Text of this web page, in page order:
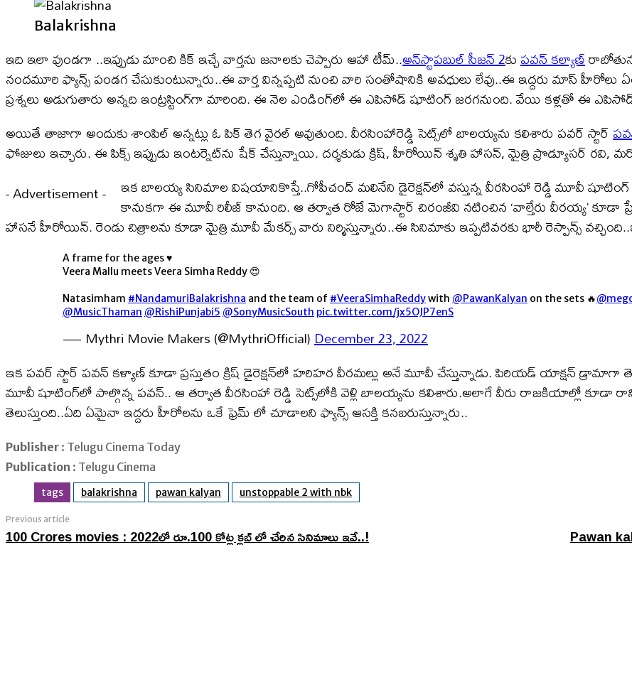
Balakrishna
ఇది ఇలా వుండగా ..ఇప్పుడు మాంచి కిక్ ఇచ్చే వార్తను జనాలకు చెప్పారు ఆహా టీమ్..అన్‌స్టాపబుల్ సీజన్ 2కుపవన్ కల్యాణ్
నందమూరి ఫ్యాన్స్ పండగ చేసుకుంటున్నారు..ఈ వార్త విన్నప్పటి నుంచి వారి సంతోషానికి అవధులు లేవు..ఈ ఇద్దరు మాస్
ప్రశ్నలు అడుగుతారు అన్నది ఇంట్రస్టింగ్‌గా మారింది. ఈ నెల ఎండింగ్‌లో ఈ ఎపిసోడ్ షూటింగ్ జరగనుంది. వేయి కళ్లతో ఈ ఎపిసోడ్
అయితే తాజాగా అందుకు శాంపిల్ అన్నట్లు ఓ పిక్ తెగ వైరల్ అవుతుంది. వీరసింహారెడ్డి సెట్స్‌లో బాలయ్యను కలిశారు పవర్ స్టార్
ఫోజులు ఇచ్చారు. ఈ పిక్స్ ఇప్పుడు ఇంటర్నెట్‌ను షేక్ చేస్తున్నాయి. దర్శకుడు క్రిష్, హీరోయిన్ శృతి హాసన్, మైత్రి ప్రొడ్యూసర్
- Advertisement - ఇక బాలయ్య సినిమాల విషయానికొస్తే..గోపీచంద్ మలినేని డైరెక్షన్‌లో వస్తున్న వీరసింహా రెడ్డి మూవీ షూటింగ్
కానుకగా ఈ మూవీ రిలీజ్ కానుంది. ఆ తర్వాత రోజే మెగాస్టార్ చిరంజీవి నటించిన ‘వాల్తేరు వీరయ్య’ కూడా
హాసనే హీరోయిన్. రెండు చిత్రాలను కూడా మైత్రి మూవీ మేకర్స్ వారు నిర్మిస్తున్నారు..ఈ సినిమాకు ఇప్పటివరకు భారీ రెస్పాన్స్
A frame for the ages ♥️
Veera Mallu meets Veera Simha Reddy 😍
Natasimham #NandamuriBalakrishna and the team of #VeeraSimhaReddywith @PawanKalyan on the sets 🔥
@MusicThaman @RishiPunjabi5 @SonyMusicSouth pic.twitter.com/jx5OJP7enS
— Mythri Movie Makers (@MythriOfficial)December 23, 2022
ఇక పవర్ స్టార్ పవన్ కళ్యాణ్ కూడా ప్రస్తుతం క్రిష్ డైరెక్షన్‌లో హరిహర వీరమల్లు అనే మూవీ చేస్తున్నాడు. పిరియడ్ యాక్షన్ డ్రామాగా
మూవీ షూటింగ్‌లో పాల్గొన్న పవన్.. ఆ తర్వాత వీరసింహా రెడ్డి సెట్స్‌లోకి వెళ్లి బాలయ్యను కలిశారు.అలాగే వీరు రాజకియాల్లో కూడా
తెలుస్తుంది..ఏది ఏమైనా ఇద్దరు హీరోలను ఒకే ఫ్రెమ్ లో చూడాలని ఫ్యాన్స్ ఆసక్తి కనబరుస్తున్నారు..
Publisher : Telugu Cinema Today
Publication : Telugu Cinema
tags balakrishna pawan kalyan unstoppable 2 with nbk
Previous article
100 Crores movies : 2022లో రూ.100 కోట్ల క్లబ్ లో చేరిన సినిమాలు ఇవే..! Pawan